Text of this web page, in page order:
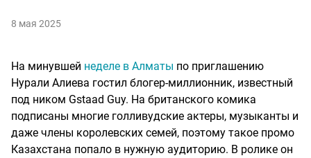
8 мая 2025
На минувшей неделе в Алматы по приглашению
Нурали Алиева гостил блогер-миллионник, известный
под ником Gstaad Guy. На британского комика
подписаны многие голливудские актеры, музыканты и
даже члены королевских семей, поэтому такое промо
Казахстана попало в нужную аудиторию. В ролике он